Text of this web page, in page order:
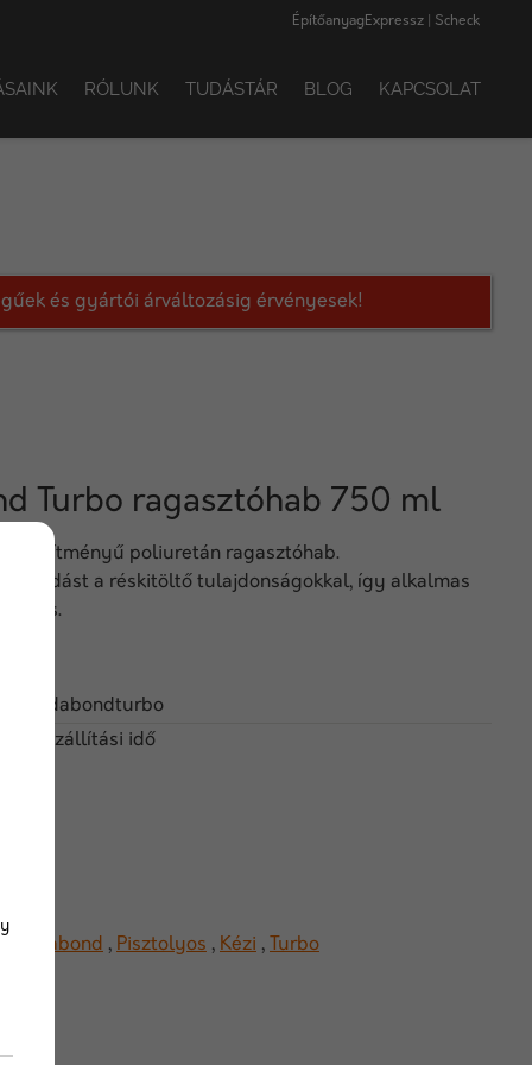
ÉpítőanyagExpressz | Scheck
RÓLUNK TUDÁSTÁR BLOG KAPCSOLAT
és gyártói árváltozásig érvényesek!
Turbo ragasztóhab 750 ml
teljesítményű poliuretán ragasztóhab.
tapadást a réskitöltő tulajdonságokkal, így alkalmas
is.
nap szállítási idő
Soudabond , Pisztolyos , Kézi , Turbo